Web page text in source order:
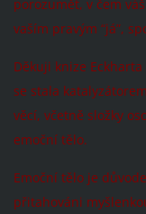
porozumět, v čem
vaším pravým “já”,
Děkuji knize
se stala
věcí, včetně složky
emoční tělo.
Emoční tělo je
přitahováni